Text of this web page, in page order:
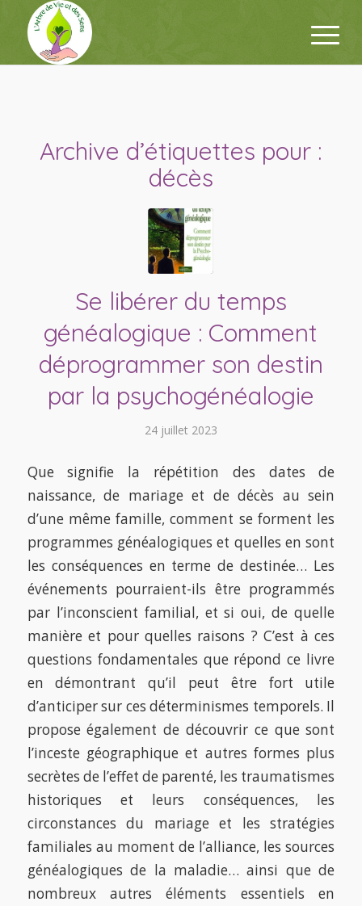
Archive d’étiquettes pour :
décès
Se libérer du temps
généalogique : Comment
déprogrammer son destin
par la psychogénéalogie
24 juillet 2023
Que signifie la répétition des dates de
naissance, de mariage et de décès au sein
d’une même famille, comment se forment les
programmes généalogiques et quelles en sont
les conséquences en terme de destinée… Les
événements pourraient-ils être programmés
par l’inconscient familial, et si oui, de quelle
manière et pour quelles raisons ? C’est à ces
questions fondamentales que répond ce livre
en démontrant qu’il peut être fort utile
d’anticiper sur ces déterminismes temporels. Il
propose également de découvrir ce que sont
l’inceste géographique et autres formes plus
secrètes de l’effet de parenté, les traumatismes
historiques et leurs conséquences, les
circonstances du mariage et les stratégies
familiales au moment de l’alliance, les sources
généalogiques de la maladie… ainsi que de
nombreux autres éléments essentiels en